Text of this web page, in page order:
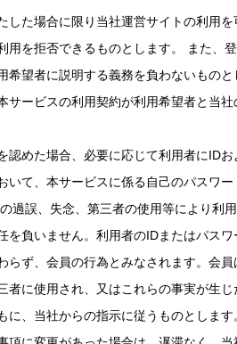
た場合に限り当社運営サイトの利用
用を拒否できるものとします。 また、
望者に説明する義務を負わないもの
ービスの利用契約が利用希望者と当社
認めた場合、必要に応じて利用者にID
て、本サービスに係る自己のパスワ
過誤、失念、第三者の使用等により利
負いません。利用者のIDまたはパス
ず、会員の行為とみなされます。会員
者に使用され、又はこれらの事実が生
、当社からの指示に従うものとします